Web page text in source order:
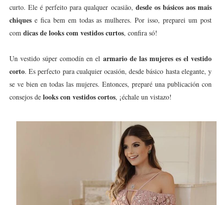
curto. Ele é perfeito para qualquer ocasião, desde os básicos aos mais
chiquese fica bem em todas as mulheres. Por isso, preparei um post
com dicas de looks com vestidos curtos, confira só!
Un vestido súper comodín en el armario de las mujeres es el vestido
corto. Es perfecto para cualquier ocasión, desde básico hasta elegante, y
se ve bien en todas las mujeres. Entonces, preparé una publicación con
consejos de looks con vestidos cortos, ¡échale un vistazo!